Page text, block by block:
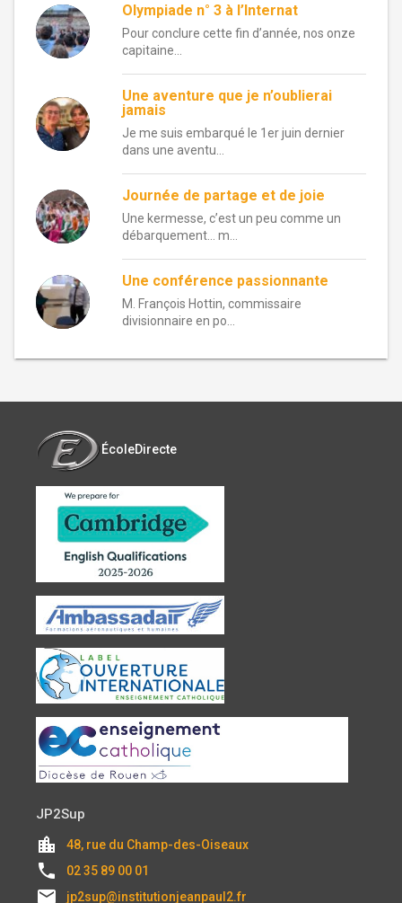
Olympiade n° 3 à l’Internat
Pour conclure cette fin d’année, nos onze
capitaine...
Une aventure que je n’oublierai
jamais
Je me suis embarqué le 1er juin dernier
dans une aventu...
Journée de partage et de joie
Une kermesse, c’est un peu comme un
débarquement… m...
Une conférence passionnante
M. François Hottin, commissaire
divisionnaire en po...
ÉcoleDirecte
JP2Sup
location_city 48, rue du Champ-des-Oiseaux
local_phone 02 35 89 00 01
email jp2sup@institutionjeanpaul2.fr